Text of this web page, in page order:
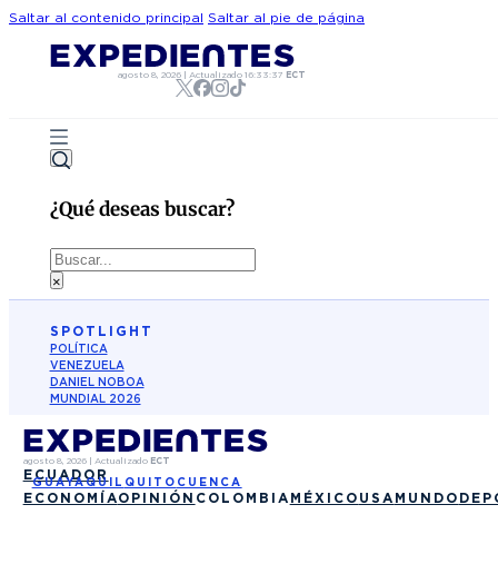
Saltar al contenido principal Saltar al pie de página
agosto 8, 2026| Actualizado 16:33:37 ECT
¿Qué deseas buscar?
Buscar
×
SPOTLIGHT
POLÍTICA
VENEZUELA
DANIEL NOBOA
MUNDIAL 2026
agosto 8, 2026| Actualizado ECT
ECUADOR
GUAYAQUIL QUITO CUENCA
ECONOMÍAOPINIÓN COLOMBIA MÉXICO USA MUNDO